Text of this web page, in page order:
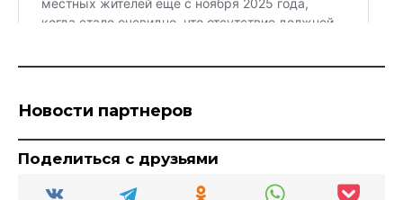
Новости партнеров
Поделиться с друзьями